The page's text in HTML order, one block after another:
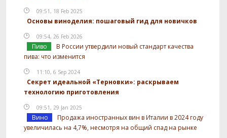
09:51, 18 Feb 2025
Основы виноделия: пошаговый гид для новичков
09:54, 26 Feb 2026
Пиво
В России утвердили новый стандарт качества
пива: что изменится
11:10, 6 Sep 2024
Секрет идеальной «Терновки»: раскрываем
технологию приготовления
09:51, 29 Jan 2025
Вино
Продажа иностранных вин в Италии в 2024 году
увеличилась на 4,7%, несмотря на общий спад на рынке